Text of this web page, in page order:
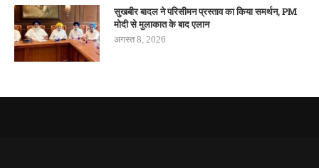
सुखबीर बादल ने परिसीमन प्रस्ताव का किया समर्थन, PM
मोदी से मुलाकात के बाद एलान
अगस्त 8, 2026